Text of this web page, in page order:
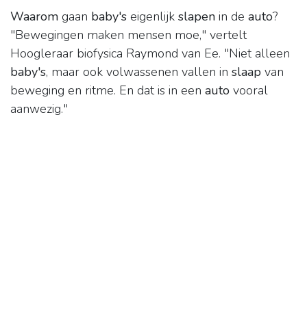
Waarom gaan baby's eigenlijk slapen in de auto?
"Bewegingen maken mensen moe," vertelt
Hoogleraar biofysica Raymond van Ee. "Niet alleen
baby's, maar ook volwassenen vallen in slaap van
beweging en ritme. En dat is in een auto vooral
aanwezig."